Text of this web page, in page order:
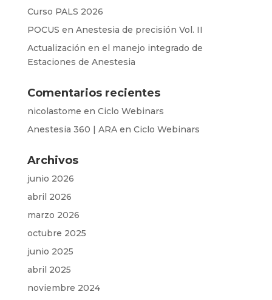
Curso PALS 2026
POCUS en Anestesia de precisión Vol. II
Actualización en el manejo integrado de
Estaciones de Anestesia
Comentarios recientes
nicolastome en Ciclo Webinars
Anestesia 360 | ARAen Ciclo Webinars
Archivos
junio 2026
abril 2026
marzo 2026
octubre 2025
junio 2025
abril 2025
noviembre 2024